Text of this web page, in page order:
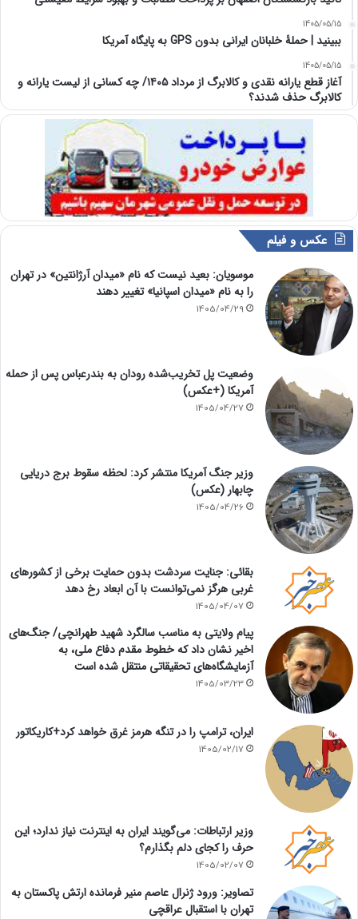
1405/05/15
ببینید | حملۀ خلبانان ایرانی بدون GPS به پایگاه آمریکا
1405/05/15
آغاز قطع یارانه نقدی و کالابرگ از مرداد ۱۴۰۵/ چه کسانی از لیست یارانه و
کالابرگ حذف شدند؟
عکس و فیلم
موسویان: بعید نیست که نام «میدان آرژانتین» در تهران
را به نام «میدان اسپانیا» تغییر دهند
1405/04/29
وضعیت پل تخریب‌شده رودان به بندرعباس پس از حمله
آمریکا (+عکس)
1405/04/27
وزیر جنگ آمریکا منتشر کرد: لحظه سقوط برج دریایی
چابهار (عکس)
1405/04/26
بقائی: جنایت سردشت بدون حمایت برخی از کشورهای
غربی هرگز نمی‌توانست با آن ابعاد رخ دهد
1405/04/07
پیام ولایتی به مناسب سالگرد شهید طهرانچی/ جنگ‌های
اخیر نشان داد که خطوط مقدم دفاع ملی، به
آزمایشگاه‌های تحقیقاتی منتقل شده است
1405/03/23
ایران، ترامپ را در تنگه هرمز غرق خواهد کرد+کاریکاتور
1405/02/17
وزیر ارتباطات: می‌گویند ایران به اینترنت نیاز ندارد؛ این
حرف را کجای دلم بگذارم؟
1405/02/07
تصاویر: ورود ژنرال عاصم منیر فرمانده ارتش پاکستان به
تهران با استقبال عراقچی